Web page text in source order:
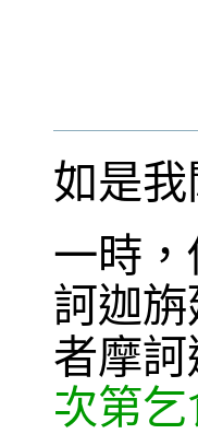
如是我
一時
訶迦
者摩
次第乞